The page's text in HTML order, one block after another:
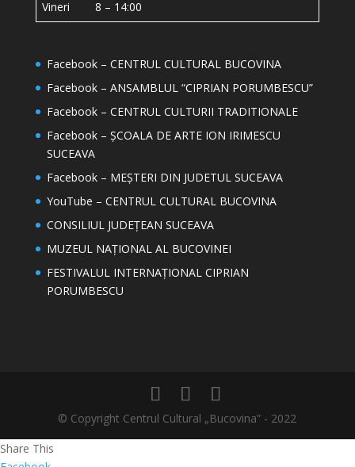
Vineri 8 – 14:00
Facebook – CENTRUL CULTURAL BUCOVINA
Facebook – ANSAMBLUL “CIPRIAN PORUMBESCU”
Facebook – CENTRUL CULTURII TRADITIONALE
Facebook – ȘCOALA DE ARTE ION IRIMESCU
SUCEAVA
Facebook – MEȘTERI DIN JUDETUL SUCEAVA
YouTube – CENTRUL CULTURAL BUCOVINA
CONSILIUL JUDEȚEAN SUCEAVA
MUZEUL NAȚIONAL AL BUCOVINEI
FESTIVALUL INTERNAȚIONAL CIPRIAN
PORUMBESCU
© Copyright Centrul Cultural „Bucovina” - 2022
Share This